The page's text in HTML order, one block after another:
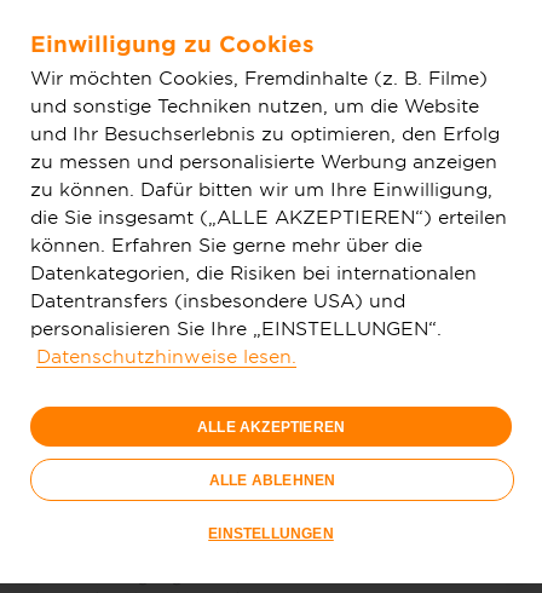
Zum Hauptinhalt springen
Aktuelles
Glasfaserausbau in
Dossenheim vorübergehend ausgesetzt: Deutsche GigaNetz
beobachtet Entwicklung und setzt auf nachhaltige Lösungen
Einwilligung zu Cookies
Wir möchten Cookies, Fremdinhalte (z. B. Filme)
und sonstige Techniken nutzen, um die Website
und Ihr Besuchserlebnis zu optimieren, den Erfolg
zu messen und personalisierte Werbung anzeigen
zu können. Dafür bitten wir um Ihre Einwilligung,
die Sie insgesamt („ALLE AKZEPTIEREN“) erteilen
können. Erfahren Sie gerne mehr über die
Datenkategorien, die Risiken bei internationalen
Datentransfers (insbesondere USA) und
personalisieren Sie Ihre „EINSTELLUNGEN“.
Datenschutzhinweise lesen.
ALLE AKZEPTIEREN
ALLE ABLEHNEN
EINSTELLUNGEN